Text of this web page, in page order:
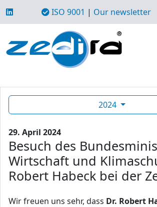
ISO 9001 | Our newsletter
2024
29. April 2024
Besuch des
Wirtschaft und
Robert Habeck bei der
Wir freuen uns sehr, dass Dr. Robert